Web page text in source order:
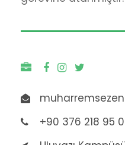
+90 376 218 95